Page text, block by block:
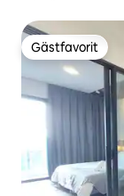
Gästfavorit
Gästfavorit